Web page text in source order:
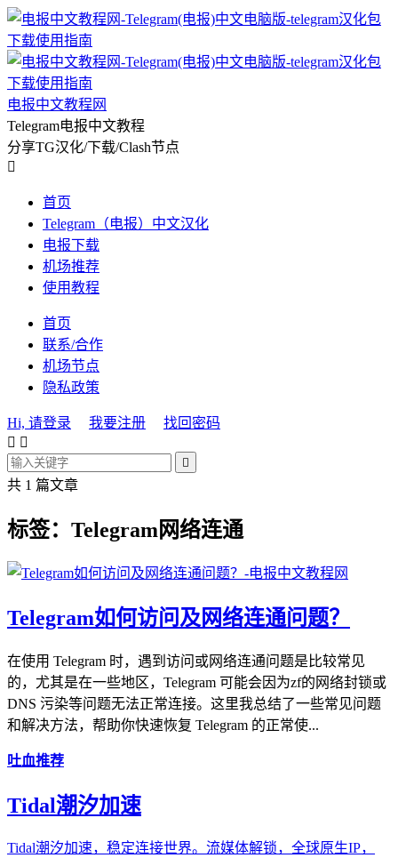
电报中文教程网
Telegram电报中文教程
分享TG汉化/下载/Clash节点

首页
Telegram（电报）中文汉化
电报下载
机场推荐
使用教程
首页
联系/合作
机场节点
隐私政策
Hi, 请登录 我要注册
找回密码
 

共 1 篇文章
标签：Telegram网络连通
Telegram如何访问及网络连通问题？
在使用 Telegram 时，遇到访问或网络连通问题是比较常见
的，尤其是在一些地区，Telegram 可能会因为zf的网络封锁或
DNS 污染等问题无法正常连接。这里我总结了一些常见问题
和解决方法，帮助你快速恢复 Telegram 的正常使...
吐血推荐
Tidal潮汐加速
Tidal潮汐加速，稳定连接世界。流媒体解锁，全球原生IP，